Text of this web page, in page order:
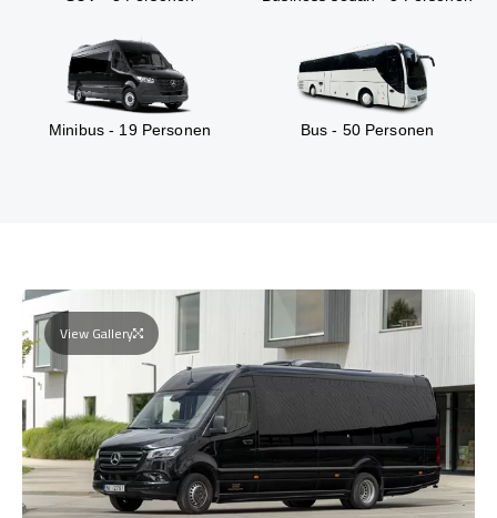
Minibus - 19 Personen Bus - 50 Personen
View Gallery